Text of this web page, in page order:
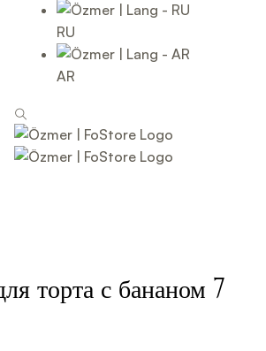
RU
AR
торта с бананом 7